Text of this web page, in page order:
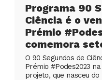
Programa 90
Ciência é o
Prémio
comemora
O 90 Segundos de
Prémio #Podes2023
projeto, que nasceu